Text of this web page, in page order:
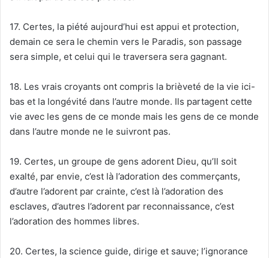
17. Certes, la piété aujourd’hui est appui et protection,
demain ce sera le chemin vers le Paradis, son passage
sera simple, et celui qui le traversera sera gagnant.
18. Les vrais croyants ont compris la brièveté de la vie ici-
bas et la longévité dans l’autre monde. Ils partagent cette
vie avec les gens de ce monde mais les gens de ce monde
dans l’autre monde ne le suivront pas.
19. Certes, un groupe de gens adorent Dieu, qu’Il soit
exalté, par envie, c’est là l’adoration des commerçants,
d’autre l’adorent par crainte, c’est là l’adoration des
esclaves, d’autres l’adorent par reconnaissance, c’est
l’adoration des hommes libres.
20. Certes, la science guide, dirige et sauve; l’ignorance